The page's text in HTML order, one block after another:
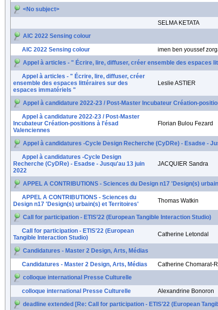
<No subject>
SELMA KETATA
AIC 2022 Sensing colour
AIC 2022 Sensing colour
imen ben youssef
Appel à articles - " Écrire, lire, diffuser, créer ensemble des espaces
Appel à articles - " Écrire, lire, diffuser, créer
ensemble des espaces littéraires sur des
espaces immatériels "
Leslie ASTIER
Appel à candidature 2022-23 / Post-Master Incubateur Création-
Appel à candidature 2022-23 / Post-Master
Incubateur Création-positions à l'ésad
Valenciennes
Florian Bulou Fezard
Appel à candidatures -Cycle Design Recherche (CyDRe) - Esadse -
Appel à candidatures -Cycle Design
Recherche (CyDRe) - Esadse - Jusqu'au 13 juin
2022
JACQUIER Sandra
APPEL A CONTRIBUTIONS - Sciences du Design n17 'Design(s)
APPEL A CONTRIBUTIONS - Sciences du
Design n17 'Design(s) urbain(s) et Territoires'
Thomas Watkin
Call for participation - ETIS’22 (European Tangible Interaction Studio)
Call for participation - ETIS’22 (European
Tangible Interaction Studio)
Catherine Letondal
Candidatures - Master 2 Design, Arts, Médias
Candidatures - Master 2 Design, Arts, Médias
Catherine Chomarat-
colloque international Presse Culturelle
colloque international Presse Culturelle
Alexandrine Bonoron
deadline extended [Re: Call for participation - ETIS’22 (European